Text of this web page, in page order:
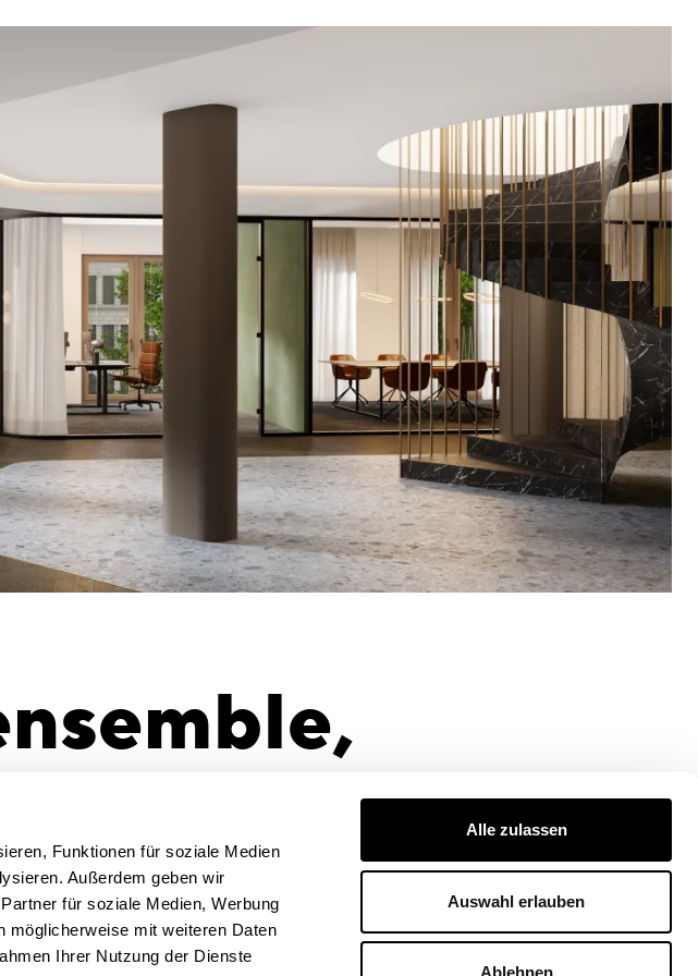
Funktionen für soziale Medien
Außerdem geben wir
für soziale Medien, Werbung
möglicherweise mit weiteren Daten
Ihrer Nutzung der Dienste
Alle zulassen
Auswahl erlauben
Ablehnen